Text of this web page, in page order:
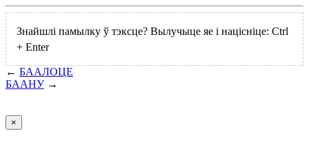
Знайшлі памылку ў тэксце? Вылучыце яе і націсніце: Ctrl
+ Enter
← БААЛОЦЕ
БААНУ→
×